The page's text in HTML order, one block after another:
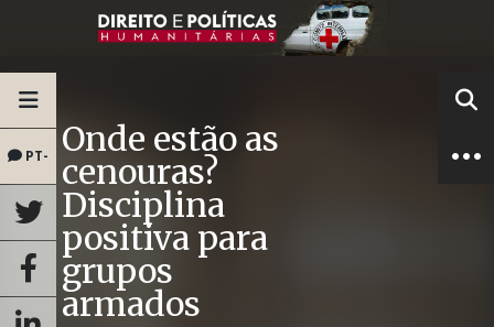
PT-
BR
Onde estão as
cenouras?
Disciplina
positiva para
grupos
armados